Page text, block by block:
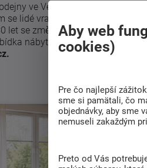
ve Veselí nad Moravou
se lidé vrací pro nábytek do
let se změnilo hodně - zákazníci
nábytku se rozšířila a vznikl
Aby web
cookies)
Pre čo najlepší
sme si pamätali, čo
objednávky, aby sme
nemuseli zakaždým
Preto od Vás